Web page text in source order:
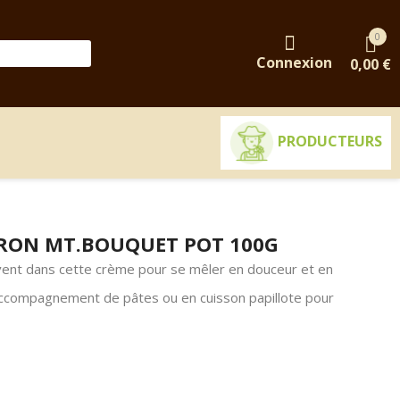
Connexion
0
0,00 €
PRODUCTEURS
MT.BOUQUET POT 100G
dans cette crème pour se mêler en douceur et en
de pâtes ou en cuisson papillote pour